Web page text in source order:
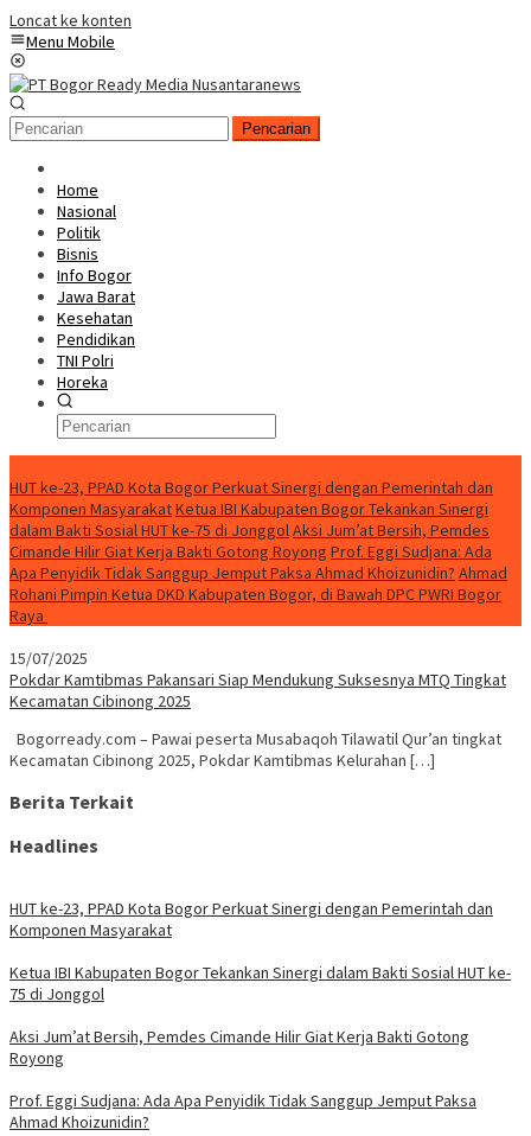
Loncat ke konten
Menu Mobile
Pencarian
Home
Nasional
Politik
Bisnis
Info Bogor
Jawa Barat
Kesehatan
Pendidikan
TNI Polri
Horeka
HUT ke-23, PPAD Kota Bogor Perkuat Sinergi dengan Pemerintah dan
Komponen MasyarakatKetua IBI Kabupaten Bogor Tekankan Sinergi
dalam Bakti Sosial HUT ke-75 di JonggolAksi Jum’at Bersih, Pemdes
Cimande Hilir Giat Kerja Bakti Gotong Royong Prof. Eggi Sudjana: Ada
Apa Penyidik Tidak Sanggup Jemput Paksa Ahmad Khoizunidin? Ahmad
Rohani Pimpin Ketua DKD Kabupaten Bogor, di Bawah DPC PWRI Bogor
Raya
15/07/2025
Pokdar Kamtibmas Pakansari Siap Mendukung Suksesnya MTQ Tingkat
Kecamatan Cibinong 2025
Bogorready.com – Pawai peserta Musabaqoh Tilawatil Qur’an tingkat
Kecamatan Cibinong 2025, Pokdar Kamtibmas Kelurahan […]
Berita Terkait
Headlines
HUT ke-23, PPAD Kota Bogor Perkuat Sinergi dengan Pemerintah dan
Komponen Masyarakat
Ketua IBI Kabupaten Bogor Tekankan Sinergi dalam Bakti Sosial HUT ke-
75 di Jonggol
Aksi Jum’at Bersih, Pemdes Cimande Hilir Giat Kerja Bakti Gotong
Royong
Prof. Eggi Sudjana: Ada Apa Penyidik Tidak Sanggup Jemput Paksa
Ahmad Khoizunidin?